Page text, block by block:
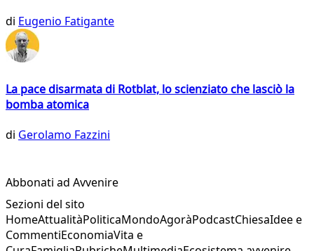
di Eugenio Fatigante
La pace disarmata di Rotblat, lo scienziato che lasciò la
bomba atomica
di Gerolamo Fazzini
Abbonati ad Avvenire
Sezioni del sito
HomeAttualitàPoliticaMondoAgoràPodcastChiesaIdee e
CommentiEconomiaVita e